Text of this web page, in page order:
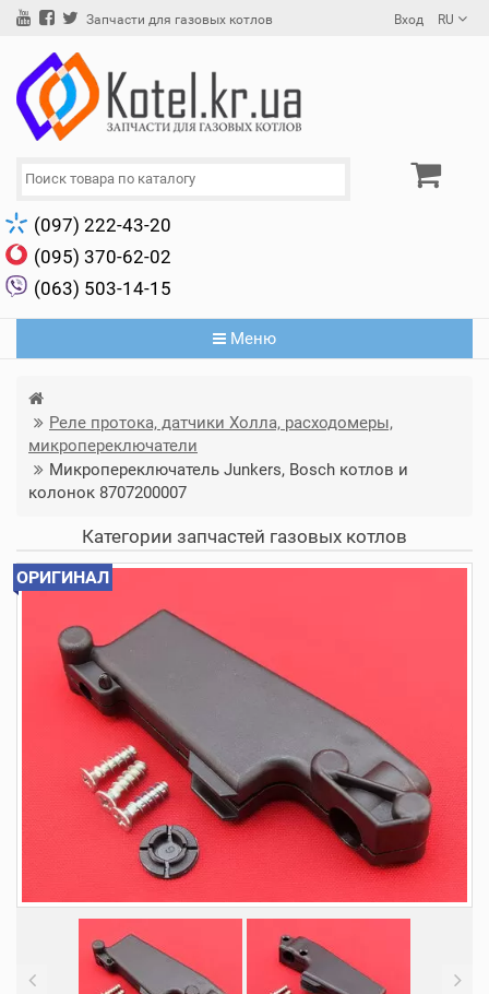
Запчасти для газовых котлов Вход RU
(097) 222-43-20
(095) 370-62-02
(063) 503-14-15
Меню
Реле протока, датчики Холла, расходомеры,
микропереключатели
Микропереключатель Junkers, Bosch котлов и
колонок 8707200007
Категории запчастей газовых котлов
ОРИГИНАЛ
Previous